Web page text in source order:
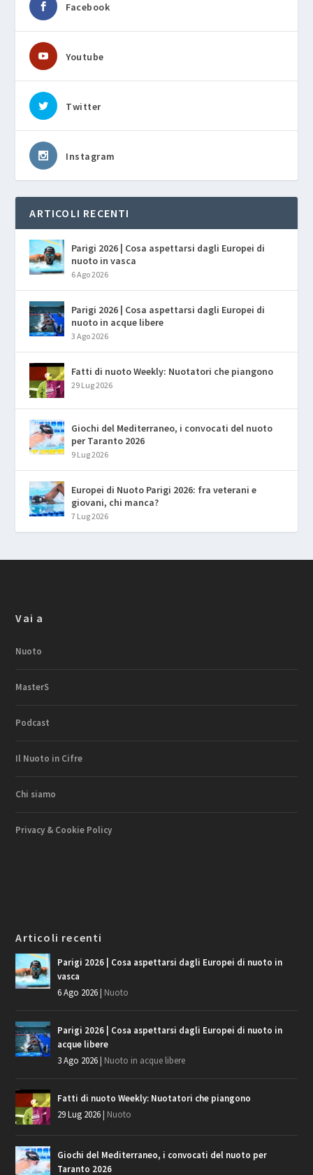
Facebook
Youtube
Twitter
Instagram
ARTICOLI RECENTI
Parigi 2026 | Cosa aspettarsi dagli Europei di
nuoto in vasca
6 Ago 2026
Parigi 2026 | Cosa aspettarsi dagli Europei di
nuoto in acque libere
3 Ago 2026
Fatti di nuoto Weekly: Nuotatori che piangono
29 Lug 2026
Giochi del Mediterraneo, i convocati del nuoto
per Taranto 2026
9 Lug 2026
Europei di Nuoto Parigi 2026: fra veterani e
giovani, chi manca?
7 Lug 2026
Vai a
Nuoto
MasterS
Podcast
Il Nuoto in Cifre
Chi siamo
Privacy & Cookie Policy
Articoli recenti
Parigi 2026 | Cosa aspettarsi dagli Europei di nuoto in
vasca
6 Ago 2026| Nuoto
Parigi 2026 | Cosa aspettarsi dagli Europei di nuoto in
acque libere
3 Ago 2026| Nuoto in acque libere
Fatti di nuoto Weekly: Nuotatori che piangono
29 Lug 2026| Nuoto
Giochi del Mediterraneo, i convocati del nuoto per
Taranto 2026